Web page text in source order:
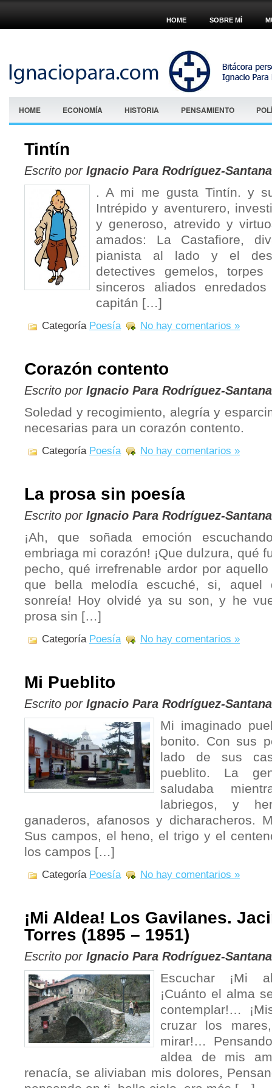
HOME SOBRE MÍ
HOME ECONOMÍA HISTORIA PENSAMIENTO
Tintín
Escrito por Ignacio Para Rodríguez-Santana
. A mi me gusta Tintín. y
Intrépido y aventurero,
y generoso, atrevido y
amados: La Castafiore,
pianista al lado y el
detectives gemelos,
sinceros aliados
capitán […]
Categoría Poesía No hay comentarios »
Corazón contento
Escrito por Ignacio Para Rodríguez-Santana
Soledad y recogimiento, alegría y
necesarias para un corazón contento.
Categoría Poesía No hay comentarios »
La prosa sin poesía
Escrito por Ignacio Para Rodríguez-Santana
¡Ah, que soñada emoción
embriaga mi corazón! ¡Que dulzura, qué
pecho, qué irrefrenable ardor por
que bella melodía escuché, si,
sonreía! Hoy olvidé ya su son, y he
prosa sin […]
Categoría Poesía No hay comentarios »
Mi Pueblito
Escrito por Ignacio Para Rodríguez-Santana
Mi imaginado
bonito. Con sus
lado de sus
pueblito. La
saludaba
labriegos, y
ganaderos, afanosos y dicharacheros.
Sus campos, el heno, el trigo y el
los campos […]
Categoría Poesía No hay comentarios »
¡Mi Aldea! Los Gavilanes.
Torres (1895 – 1951)
Escrito por Ignacio Para Rodríguez-Santana
Escuchar ¡Mi
¡Cuánto el alma
contemplar!…
cruzar los
mirar!…
aldea de mis
renacía, se aliviaban mis dolores,